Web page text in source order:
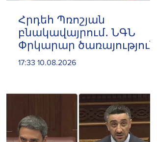
Հրդեհ Պռոշյան
բնակավայրում․ ՆԳՆ
Փրկարար ծառայություն
17:33 10.08.2026